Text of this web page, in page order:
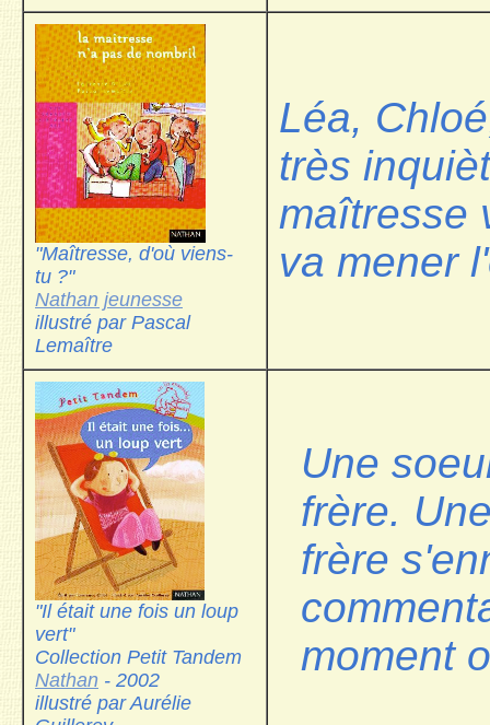
"Maîtresse, d'où viens-
tu ?"
Nathan jeunesse
illustré par Pascal
Lemaître
Léa,
très
maîtresse
va mener
"Il était une fois un loup
vert"
Collection Petit Tandem
Nathan - 2002
illustré par Aurélie
Une
frère.
frère
moment